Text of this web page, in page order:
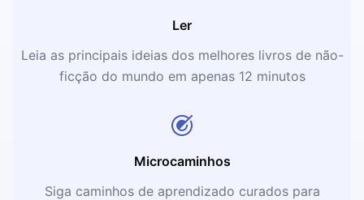
Ler
Leia as principais ideias dos melhores livros de não-
ficção do mundo em apenas 12 minutos
Microcaminhos
Siga caminhos de aprendizado curados para